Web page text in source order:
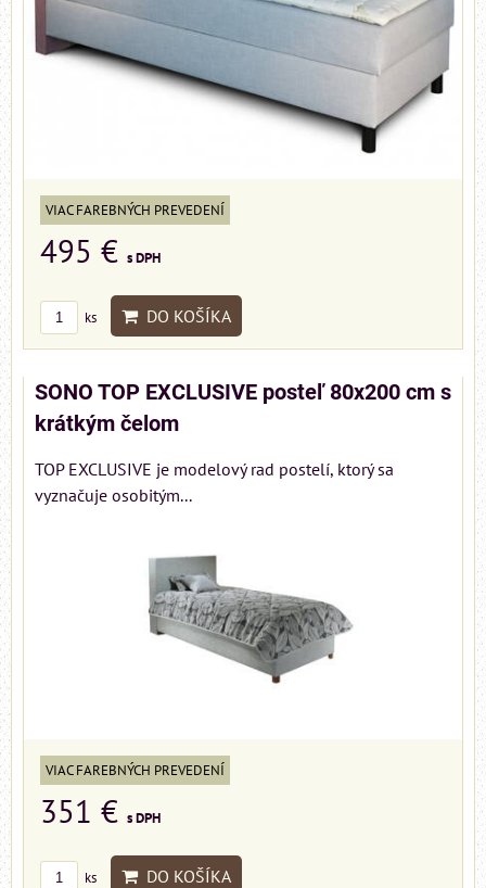
VIAC FAREBNÝCH PREVEDENÍ
495 € s DPH
ks DO KOŠÍKA
SONO TOP EXCLUSIVE posteľ 80x200 cm s
krátkým čelom
TOP EXCLUSIVE je modelový rad postelí, ktorý sa
vyznačuje osobitým...
VIAC FAREBNÝCH PREVEDENÍ
351 € s DPH
ks DO KOŠÍKA